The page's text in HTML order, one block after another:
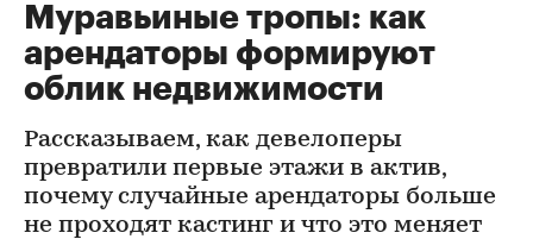
Муравьиные тропы: как
арендаторы формируют
облик недвижимости
Рассказываем, как девелоперы
превратили первые этажи в актив,
почему случайные арендаторы больше
не проходят кастинг и что это меняет